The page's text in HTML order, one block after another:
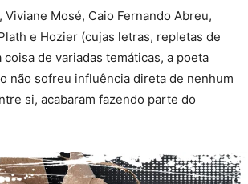
Mosé, Caio Fernando Abreu,
e Hozier (cujas letras, repletas de
de variadas temáticas, a poeta
não sofreu influência direta de nenhum
si, acabaram fazendo parte do